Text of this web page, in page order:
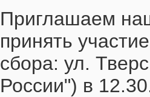
Приглашаем
принять
сбора: ул.
России") в